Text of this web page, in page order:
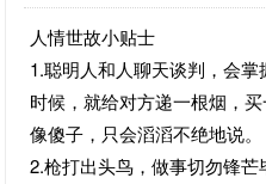
人情世故小贴士
1.聪明人和人聊天谈判，会
时候，就给对方递一根烟，
像傻子，只会滔滔不绝地说。
2.枪打出头鸟，做事切勿锋